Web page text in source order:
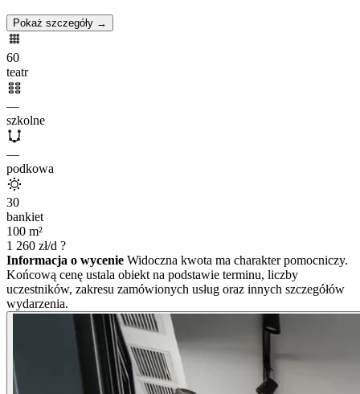
Pokaż szczegóły →
60
teatr
—
szkolne
—
podkowa
30
bankiet
100 m²
1 260 zł/d ?
Informacja o wycenie Widoczna kwota ma charakter pomocniczy.
Końcową cenę ustala obiekt na podstawie terminu, liczby
uczestników, zakresu zamówionych usług oraz innych szczegółów
wydarzenia.